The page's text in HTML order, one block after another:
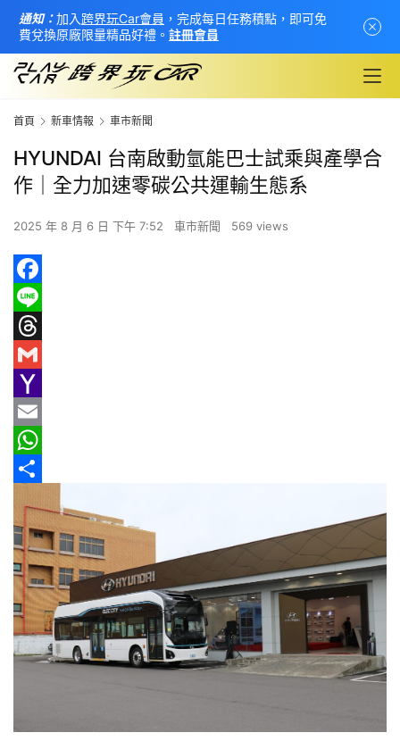
首
頁
新
車
情
報
車
輛
空
間
實
測
汽
車
車
首頁 新車情報 車市新聞
HYUNDAI 台南啟動氫能巴士試乘與產學合
作｜全力加速零碳公共運輸生態系
2025 年 8 月 6 日 下午 7:52 車市新聞 569 views
F
a
c
b
o
o
L
e
T
r
e
a
s
G
m
a
Y
a
h
o
M
a
i
l
E
m
i
l
W
a
t
s
A
p
享
通知：加入 跨界玩Car會員 ，完成每日任務積點，即可免
費兌換原廠限量精品好禮。 註冊會員